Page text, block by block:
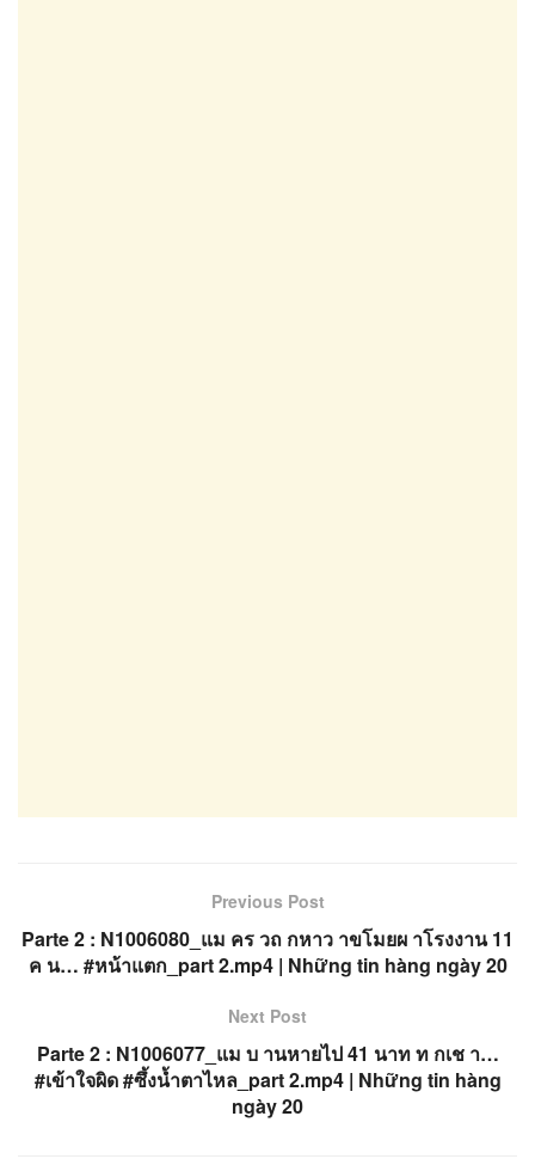
Previous Post
Parte 2 : N1006080_แม คร วถ กหาว าขโมยผ าโรงงาน 11
ค น… #หน้าแตก_part 2.mp4 | Những tin hàng ngày 20
Next Post
Parte 2 : N1006077_แม บ านหายไป 41 นาท ท กเช า…
#เข้าใจผิด #ซึ้งน้ำตาไหล_part 2.mp4 | Những tin hàng
ngày 20